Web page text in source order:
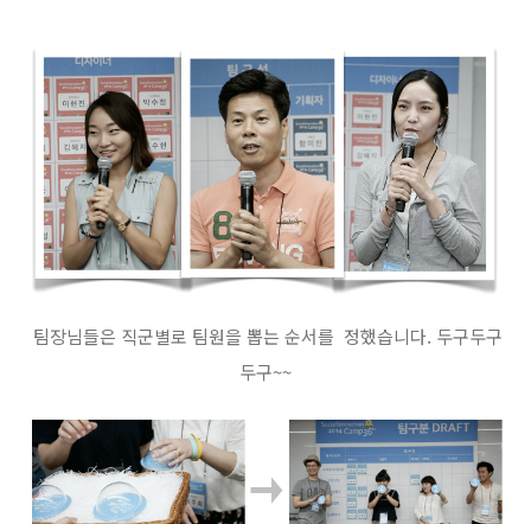
팀장님들은 직군별로 팀원을 뽑는 순서를 정했습니다. 두구두구
두구~~